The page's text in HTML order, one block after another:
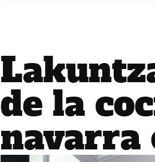
de la
navarra